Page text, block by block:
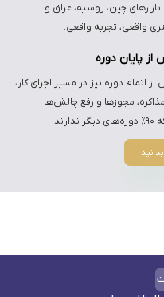
چین، روسیه، عراق و
واقعی، تجربه واقعی.
پایان دوره
دوره نیز در مسیر اجرای کار،
مذاکره، مجوزها و رفع چالش‌ها